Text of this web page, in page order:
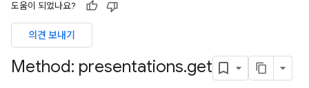
도움이 되었나요?
의견 보내기
Method: presentations.get